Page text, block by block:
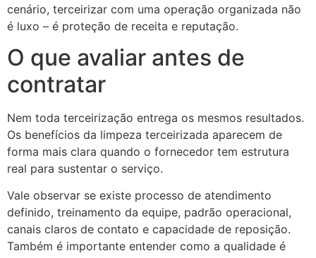
cenário, terceirizar com uma operação organizada não
é luxo – é proteção de receita e reputação.
O que avaliar antes de
contratar
Nem toda terceirização entrega os mesmos resultados.
Os benefícios da limpeza terceirizada aparecem de
forma mais clara quando o fornecedor tem estrutura
real para sustentar o serviço.
Vale observar se existe processo de atendimento
definido, treinamento da equipe, padrão operacional,
canais claros de contato e capacidade de reposição.
Também é importante entender como a qualidade é